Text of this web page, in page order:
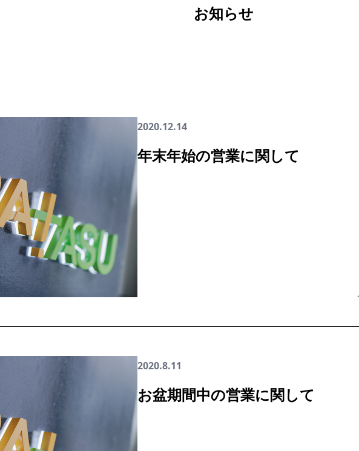
お知らせ
2020.12.14
年末年始の営業に関して
2020.8.11
お盆期間中の営業に関して